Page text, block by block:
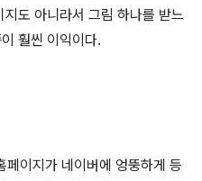
도 아니라서 그림 하나를 받느
훨씬 이익이다.
이지가 네이버에 엉뚱하게 등